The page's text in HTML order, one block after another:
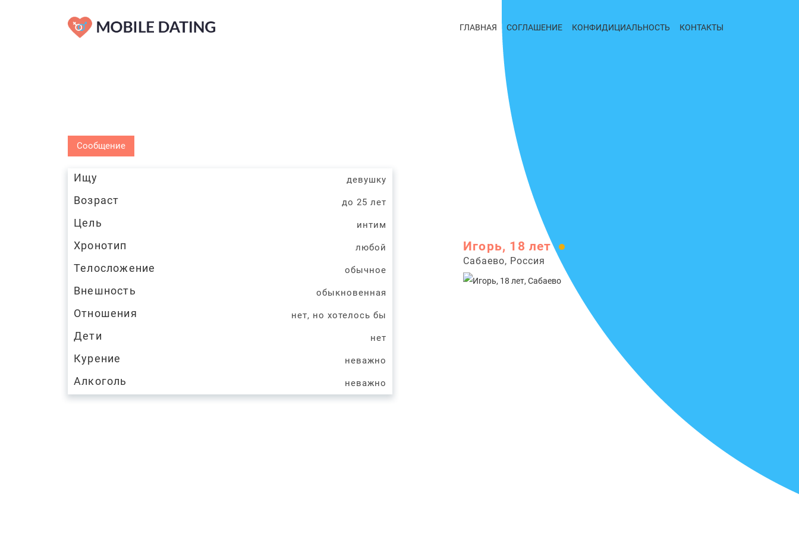
ГЛАВНАЯ СОГЛАШЕНИЕ КОНФИДИЦИАЛЬНОСТЬ КОНТАКТЫ
Сообщение
Ищу девушку
Возраст до 25 лет
Цель интим
Хронотип любой
Телосложение обычное
Внешность обыкновенная
Отношения нет, но хотелось бы
Дети нет
Курение неважно
Алкоголь неважно
Игорь, 18 лет
Сабаево, Россия